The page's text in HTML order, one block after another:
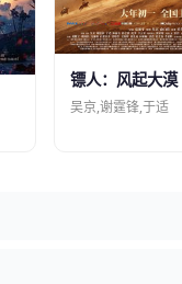
镖人：风起大漠
吴京,谢霆锋,于适